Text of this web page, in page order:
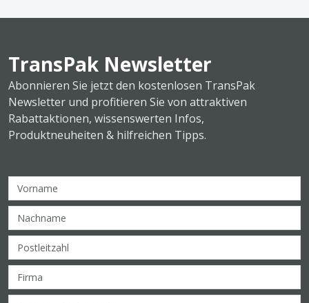
TransPak Newsletter
Abonnieren Sie jetzt den kostenlosen TransPak
Newsletter und profitieren Sie von attraktiven
Rabattaktionen, wissenswerten Infos,
Produktneuheiten & hilfreichen Tipps.